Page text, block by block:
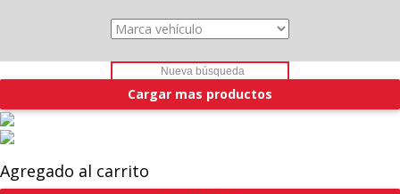
Contact
Cargar mas productos
Agregado al carrito